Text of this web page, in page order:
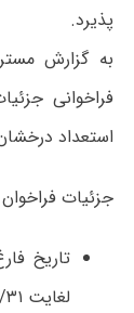
پذیرد.
به گزارش
فراخوانی
استعداد درخشان سال
جزئیات
لغایت ۱۳۹۴/۶/۳۱ باشد .